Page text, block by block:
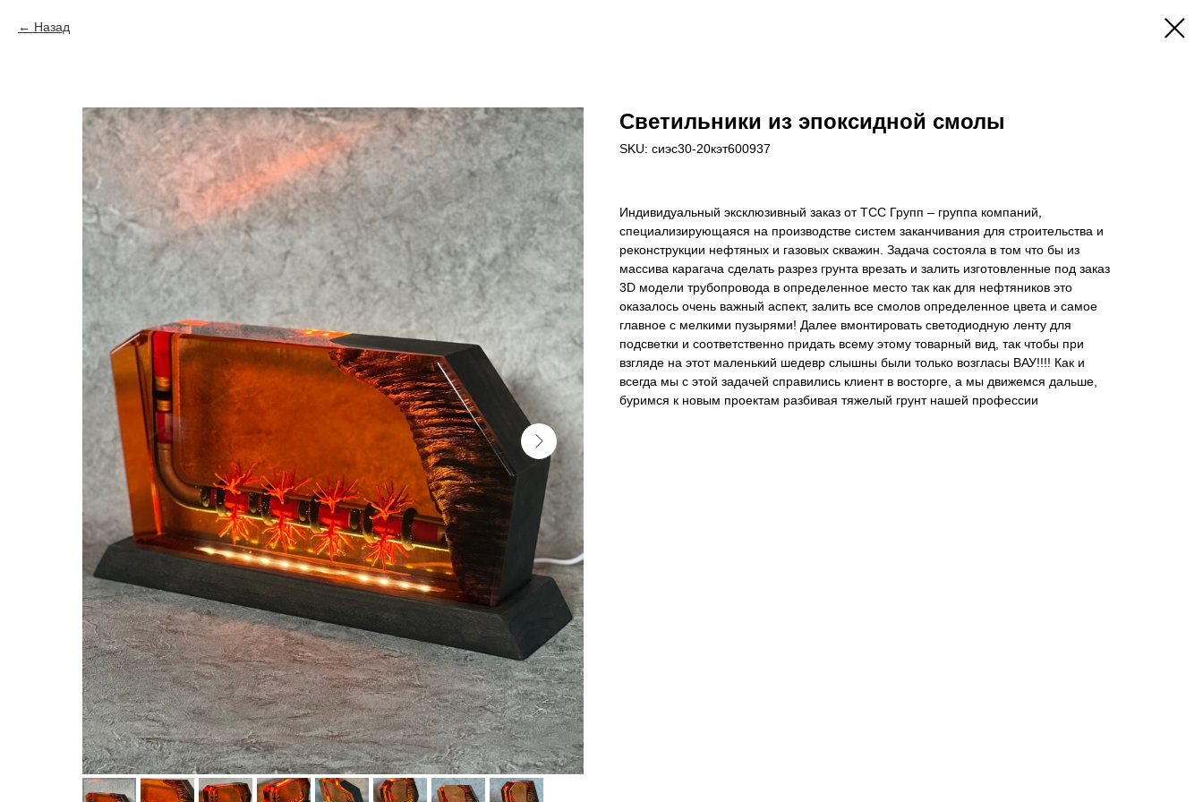
Назад
Светильники из эпоксидной смолы
SKU: сиэс30-20кэт600937
Индивидуальный эксклюзивный заказ от ТСС Групп – группа компаний,
специализирующаяся на производстве систем заканчивания для строительства и
реконструкции нефтяных и газовых скважин. Задача состояла в том что бы из
массива карагача сделать разрез грунта врезать и залить изготовленные под заказ
3D модели трубопровода в определенное место так как для нефтяников это
оказалось очень важный аспект, залить все смолов определенное цвета и самое
главное с мелкими пузырями! Далее вмонтировать светодиодную ленту для
подсветки и соответственно придать всему этому товарный вид, так чтобы при
взгляде на этот маленький шедевр слышны были только возгласы ВАУ!!!! Как и
всегда мы с этой задачей справились клиент в восторге, а мы движемся дальше,
буримся к новым проектам разбивая тяжелый грунт нашей профессии